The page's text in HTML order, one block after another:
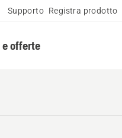
Supporto Registra prodotto
offerte